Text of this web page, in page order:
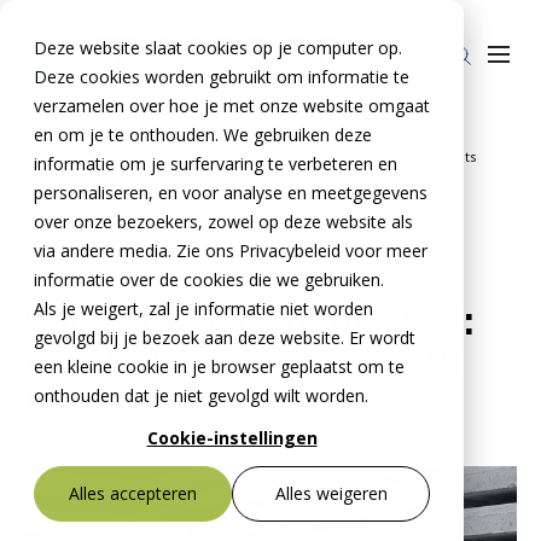
Deze website slaat cookies op je computer op.
Deze cookies worden gebruikt om informatie te
verzamelen over hoe je met onze website omgaat
en om je te onthouden. We gebruiken deze
informatie om je surfervaring te verbeteren en
personaliseren, en voor analyse en meetgegevens
over onze bezoekers, zowel op deze website als
via andere media. Zie ons Privacybeleid voor meer
informatie over de cookies die we gebruiken.
Als je weigert, zal je informatie niet worden
gevolgd bij je bezoek aan deze website. Er wordt
een kleine cookie in je browser geplaatst om te
onthouden dat je niet gevolgd wilt worden.
Cookie-instellingen
Alles accepteren Alles weigeren
Bestekservice Stelcon
Downloads
Producten
Stelcon®
Railcon®
Divicon®
BTE Groep
Onze verhalen
Over ons
Over De Meteoor Beton B.V.
Over Stelcon®
Over Railcon®
Over Divicon®
Contact
Contact Stelcon®
Contact Railcon®
Contact Divicon®
Home
Nieuws
Waarom werk jij bij BTE: met beton creëer je iets
17 april 2024- Bijgewerkt op9 december 2025
Waarom werk jij bij BTE:
met beton creëer je iets
moois